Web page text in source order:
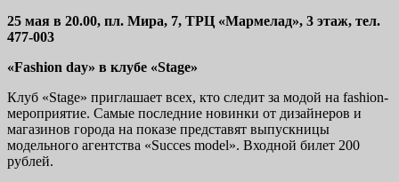
25 мая в 20.00, пл. Мира, 7, ТРЦ «Мармелад», 3 этаж, тел.
477-003
«Fashion day» в клубе «Stage»
Клуб «Stage» приглашает всех, кто следит за модой на fashion-
мероприятие. Самые последние новинки от дизайнеров и
магазинов города на показе представят выпускницы
модельного агентства «Succes model». Входной билет 200
рублей.